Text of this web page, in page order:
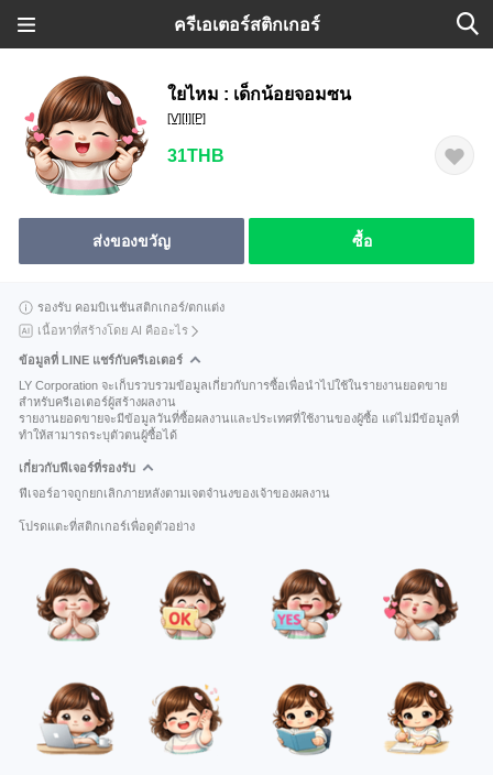
ครีเอเตอร์สติกเกอร์
ใยไหม : เด็กน้อยจอมซน
[V][I][P]
31THB
ส่งของขวัญ ซื้อ
รองรับ คอมบิเนชันสติกเกอร์/ตกแต่ง
เนื้อหาที่สร้างโดย AI คืออะไร
ข้อมูลที่ LINE แชร์กับครีเอเตอร์
LY Corporation จะเก็บรวบรวมข้อมูลเกี่ยวกับการซื้อเพื่อนำไปใช้ในรายงานยอดขาย
สำหรับครีเอเตอร์ผู้สร้างผลงาน
รายงานยอดขายจะมีข้อมูลวันที่ซื้อผลงานและประเทศที่ใช้งานของผู้ซื้อ แต่ไม่มีข้อมูลที่
ทำให้สามารถระบุตัวตนผู้ซื้อได้
เกี่ยวกับฟีเจอร์ที่รองรับ
ฟีเจอร์อาจถูกยกเลิกภายหลังตามเจตจำนงของเจ้าของผลงาน
โปรดแตะที่สติกเกอร์เพื่อดูตัวอย่าง